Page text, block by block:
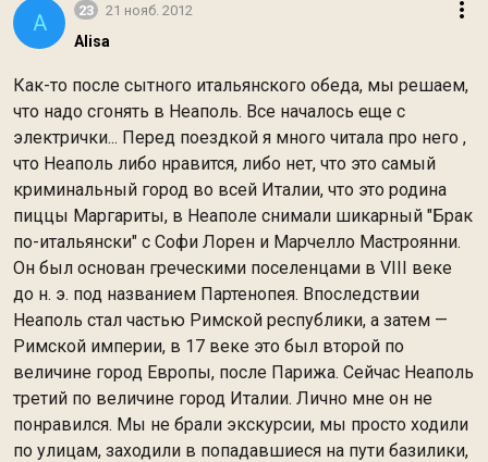
A 23 21 нояб. 2012
Alisa
Как-то после сытного итальянского обеда, мы решаем,
что надо сгонять в Неаполь. Все началось еще с
электрички... Перед поездкой я много читала про него ,
что Неаполь либо нравится, либо нет, что это самый
криминальный город во всей Италии, что это родина
пиццы Маргариты, в Неаполе снимали шикарный "Брак
по-итальянски" с Софи Лорен и Марчелло Мастроянни.
Он был основан греческими поселенцами в VIII веке
до н. э. под названием Партенопея. Впоследствии
Неаполь стал частью Римской республики, а затем —
Римской империи, в 17 веке это был второй по
величине город Европы, после Парижа. Сейчас Неаполь
третий по величине город Италии. Лично мне он не
понравился. Мы не брали экскурсии, мы просто ходили
по улицам, заходили в попадавшиеся на пути базилики,